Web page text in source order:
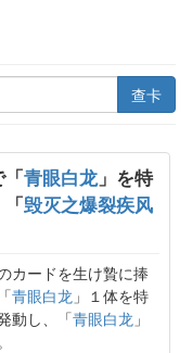
查卡
「青眼白龙」を特
毁灭之爆裂疾风
カードを生け贄に捧
青眼白龙 」１体を特
動し、「青眼白龙 」